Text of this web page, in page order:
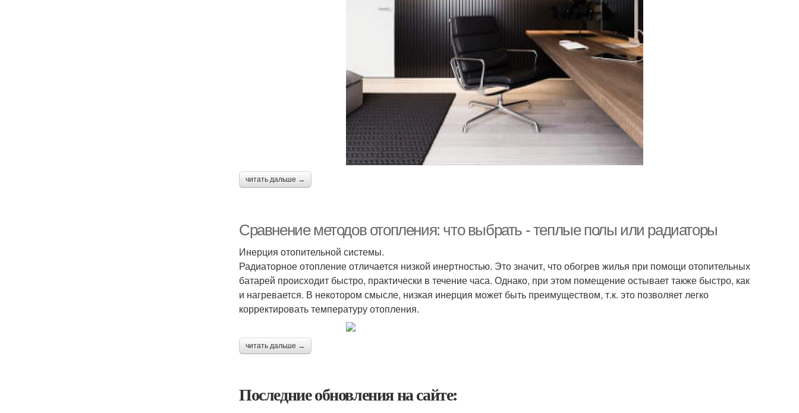
читать дальше →
Сравнение методов отопления: что выбрать - теплые полы или радиаторы
Инерция отопительной системы.
Радиаторное отопление отличается низкой инертностью. Это значит, что обогрев жилья при помощи отопительных
батарей происходит быстро, практически в течение часа. Однако, при этом помещение остывает также быстро, как
и нагревается. В некотором смысле, низкая инерция может быть преимуществом, т.к. это позволяет легко
корректировать температуру отопления.
читать дальше →
Последние обновления на сайте: